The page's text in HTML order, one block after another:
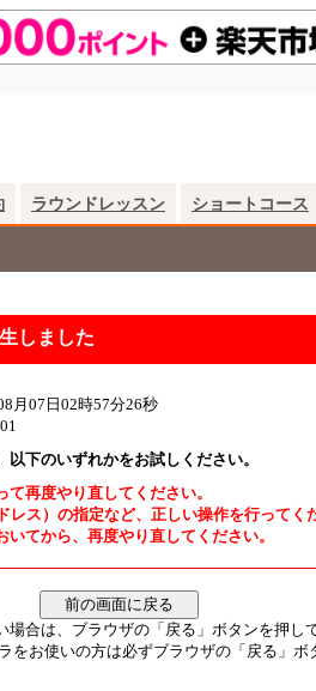
ラウンドレッスン ショートコース
しました
月07日02時57分26秒
以下のいずれかをお試しください。
て再度やり直してください。
レス）の指定など、正しい操作を行ってく
いてから、再度やり直してください。
合は、ブラウザの「戻る」ボタンを押し
をお使いの方は必ずブラウザの「戻る」ボ